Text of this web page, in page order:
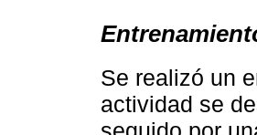
Se realizó un
actividad se